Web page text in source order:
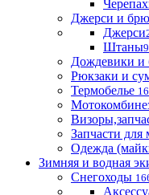
Джерси и
Джерси
Штаны
Дождевики и
Рюкзаки и
Термобелье
Запчасти для
Одежда
Зимняя и водная
Снегоходы